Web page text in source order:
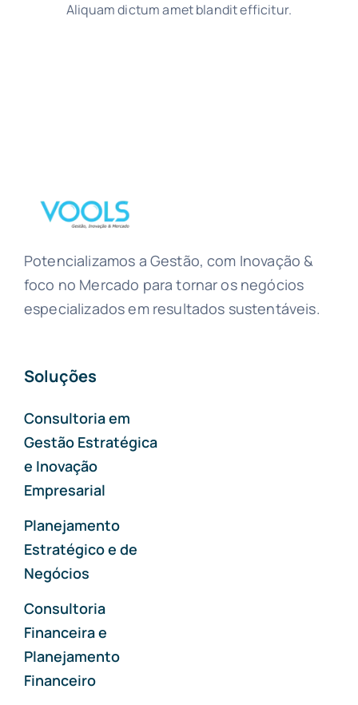
Aliquam dictum amet blandit efficitur.
Potencializamos a Gestão, com Inovação &
foco no Mercado para tornar os negócios
especializados em resultados sustentáveis.
Soluções
Consultoria em
Gestão Estratégica
e Inovação
Empresarial
Planejamento
Estratégico e de
Negócios
Consultoria
Financeira e
Planejamento
Financeiro